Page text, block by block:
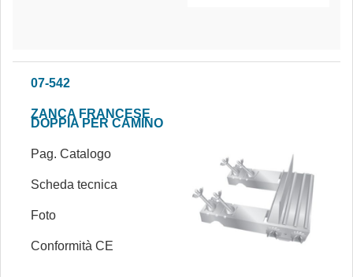
07-542
ZANCA FRANCESE
DOPPIA PER CAMINO
Pag. Catalogo
Scheda tecnica
Foto
Conformità CE